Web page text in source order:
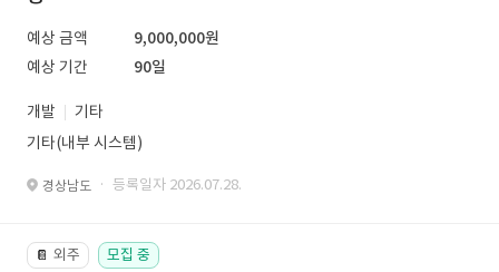
예상 금액
9,000,000원
예상 기간
90일
개발
기타
기타(내부 시스템)
경상남도 · 등록일자 2026.07.28.
📔 외주 모집 중